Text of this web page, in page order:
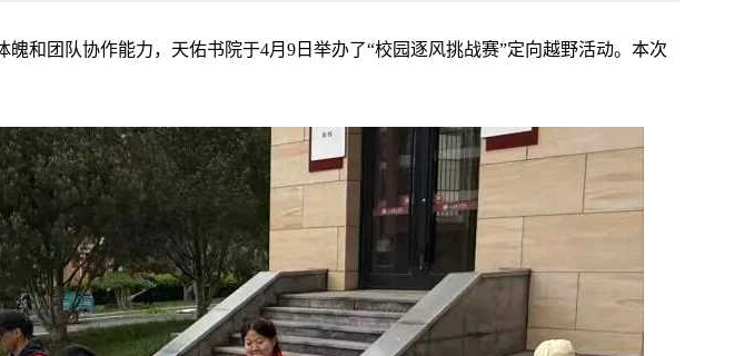
和团队协作能力，天佑书院于4月9日举办了“校园逐风挑战赛”定向越野活动。本次